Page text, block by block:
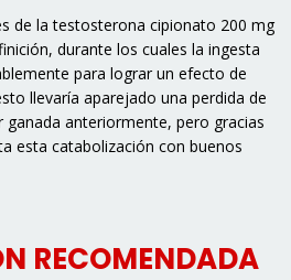
de la testosterona cipionato 200 mg
durante los cuales la ingesta
para lograr un efecto de
llevaría aparejado una perdida de
ganada anteriormente, pero gracias
esta catabolización con buenos
RECOMENDADA